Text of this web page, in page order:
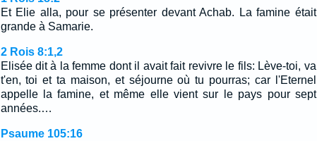
Et Elie alla, pour se présenter devant Achab. La famine était
grande à Samarie.
2 Rois 8:1,2
Elisée dit à la femme dont il avait fait revivre le fils: Lève-toi, va
t'en, toi et ta maison, et séjourne où tu pourras; car l'Eternel
appelle la famine, et même elle vient sur le pays pour sept
années.…
Psaume 105:16